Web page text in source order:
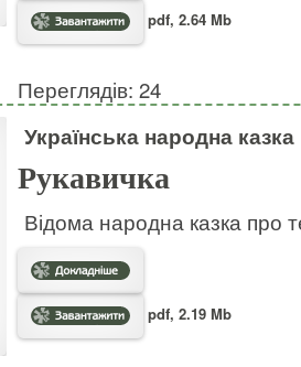
pdf, 2.64 Mb
Переглядів: 24
Українська народна казка
Рукавичка
Відома народна казка про
pdf, 2.19 Mb